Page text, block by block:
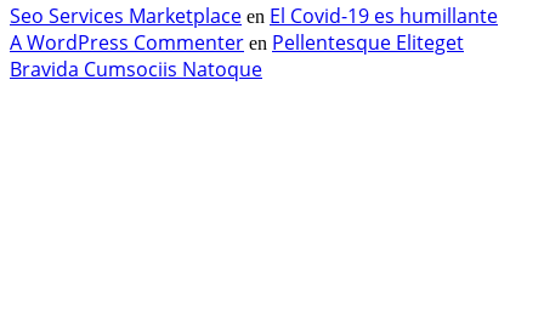
Seo Services Marketplace en El Covid-19 es humillante
A WordPress Commenter en Pellentesque Eliteget
Bravida Cumsociis Natoque